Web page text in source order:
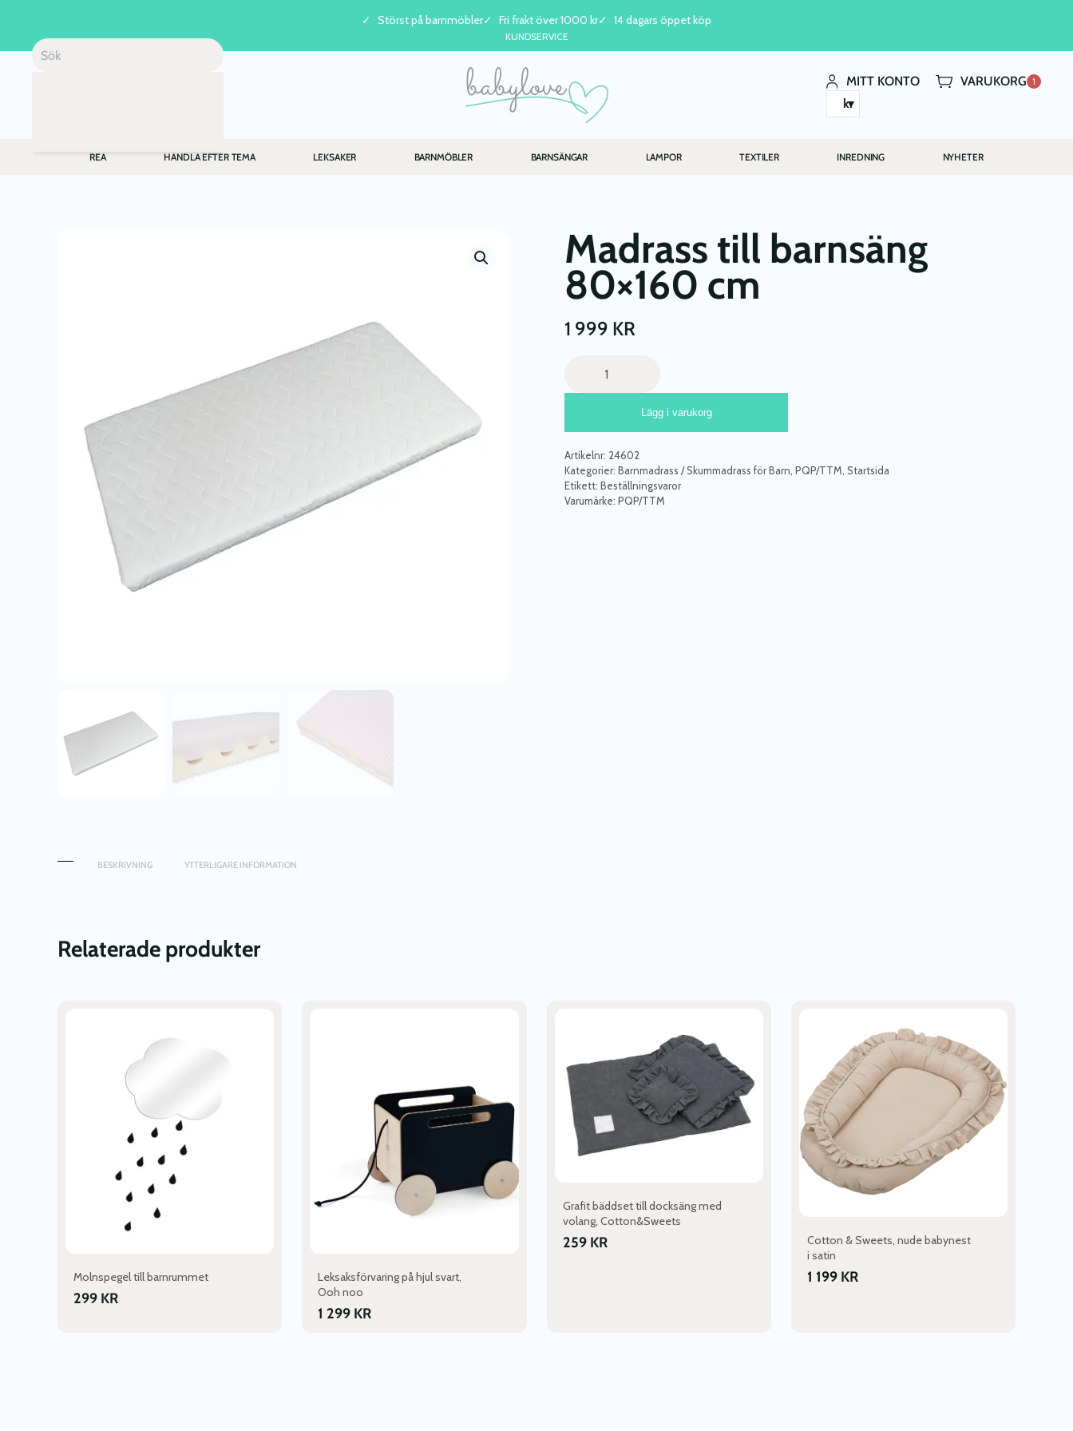
Skip to main content
Störst på barnmöbler Fri frakt över 1000 kr 14 dagars öppet köp
KUNDSERVICE
MITT KONTO VARUKORG 1
kr
REA HANDLA EFTER TEMA LEKSAKER BARNMÖBLER BARNSÄNGAR LAMPOR TEXTILER INREDNING NYHETER
Madrass till barnsäng
80×160 cm
1 999 KR
barnsäng
cm
mängd
Lägg i varukorg
Artikelnr: 24602
Kategorier: Barnmadrass / Skummadrass för Barn PQP/TTM Startsida
Etikett: Beställningsvaror
Varumärke: PQP/TTM
BESKRIVNING YTTERLIGARE INFORMATION
Relaterade produkter
Molnspegel till barnrummet
299 KR
Leksaksförvaring på hjul svart,
Ooh noo
1 299 KR
Grafit bäddset till docksäng med
volang, Cotton&Sweets
259 KR
Cotton & Sweets, nude babynest
i satin
1 199 KR